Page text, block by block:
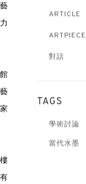
ARTICLE
ARTPIECE
對話
TAGS
學術討論
當代水墨